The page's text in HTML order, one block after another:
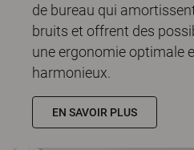
de bureau qui
bruits et offrent des
une ergonomie optimale
harmonieux.
EN SAVOIR PLUS